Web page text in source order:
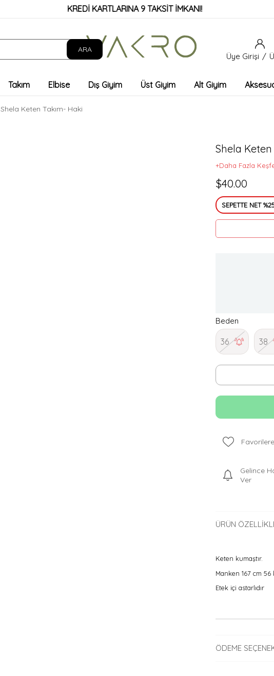
KREDİ KARTLARINA 9 TAKSİT İMKANI!
Üye Girişi
Takım Elbise Dış Giyim Üst Giyim Alt Giyim
Shela Keten Takım- Haki
Shela
+Daha Fazla
$40.00
SEPETTE NET
Beden
36 38
Gelince
Ver
ÜRÜN
Keten kumaştır.
Manken 167 cm
Etek içi astarlıdır
ÖDEME